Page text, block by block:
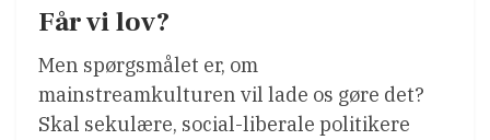
Får vi lov?
Men spørgsmålet er, om
mainstreamkulturen vil lade os gøre det?
Skal sekulære, social-liberale politikere